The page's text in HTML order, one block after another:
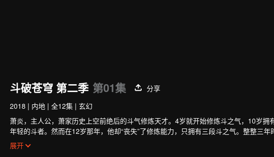
斗破苍穹 第二季 第01集
分享
2018 | 内地 | 全12集 | 玄幻
萧炎，主人公，萧家历史上空前绝后的斗气修炼天才。4岁就开始修炼斗之气，10岁
年轻的斗者。然而在12岁那年，他却“丧失”了修炼能力，只拥有三段斗之气。整整
至。 就在他即将绝望的时候，一缕幽魂从他手上的戒指里浮现，一扇全新的大门在面
慕，他却不满足于此。为了一雪退婚带来的耻辱，萧炎来到了魔兽山脉，在药老的帮
展开